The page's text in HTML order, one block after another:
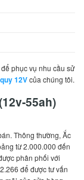
phục vụ nhu cầu sử
12Vcủa chúng tôi.
55ah)
Thông thường, Ắc
từ 2.000.000 đến
phân phối với
để được tư vấn